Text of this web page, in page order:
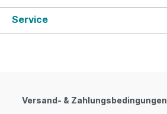
Service
Versand- & Zahlungsbedingungen